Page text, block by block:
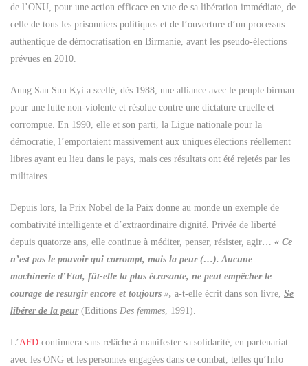
de l’ONU, pour une action efficace en vue de sa libération immédiate, de
celle de tous les prisonniers politiques et de l’ouverture d’un processus
authentique de démocratisation en Birmanie, avant les pseudo-élections
prévues en 2010.
Aung San Suu Kyi a scellé, dès 1988, une alliance avec le peuple birman
pour une lutte non-violente et résolue contre une dictature cruelle et
corrompue. En 1990, elle et son parti, la Ligue nationale pour la
démocratie, l’emportaient massivement aux uniques élections réellement
libres ayant eu lieu dans le pays, mais ces résultats ont été rejetés par les
militaires.
Depuis lors, la Prix Nobel de la Paix donne au monde un exemple de
combativité intelligente et d’extraordinaire dignité. Privée de liberté
depuis quatorze ans, elle continue à méditer, penser, résister, agir… « Ce
n’est pas le pouvoir qui corrompt, mais la peur (…). Aucune
machinerie d’Etat, fût-elle la plus écrasante, ne peut empêcher le
courage de resurgir encore et toujours », a-t-elle écrit dans son livre, Se
libérer de la peur(Editions Des femmes, 1991).
L’AFD continuera sans relâche à manifester sa solidarité, en partenariat
avec les ONG et les personnes engagées dans ce combat, telles qu’Info